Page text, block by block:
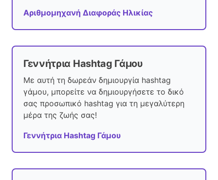
Αριθμομηχανή Διαφοράς Ηλικίας
Γεννήτρια Hashtag Γάμου
Με αυτή τη δωρεάν δημιουργία hashtag
γάμου, μπορείτε να δημιουργήσετε το δικό
σας προσωπικό hashtag για τη μεγαλύτερη
μέρα της ζωής σας!
Γεννήτρια Hashtag Γάμου